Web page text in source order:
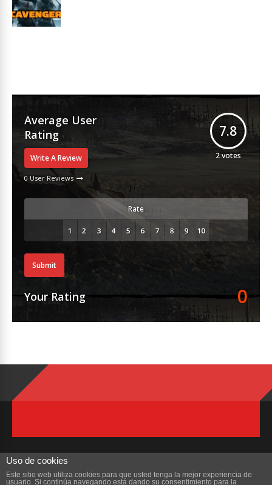
Average User
Rating
Write A Review
0 User Reviews
7.8
2votes
Rate
Submit
Your Rating 0
Uso de cookies
Este sitio web utiliza cookies para que usted tenga la mejor experiencia de
usuario. Si continúa navegando está dando su consentimiento para la